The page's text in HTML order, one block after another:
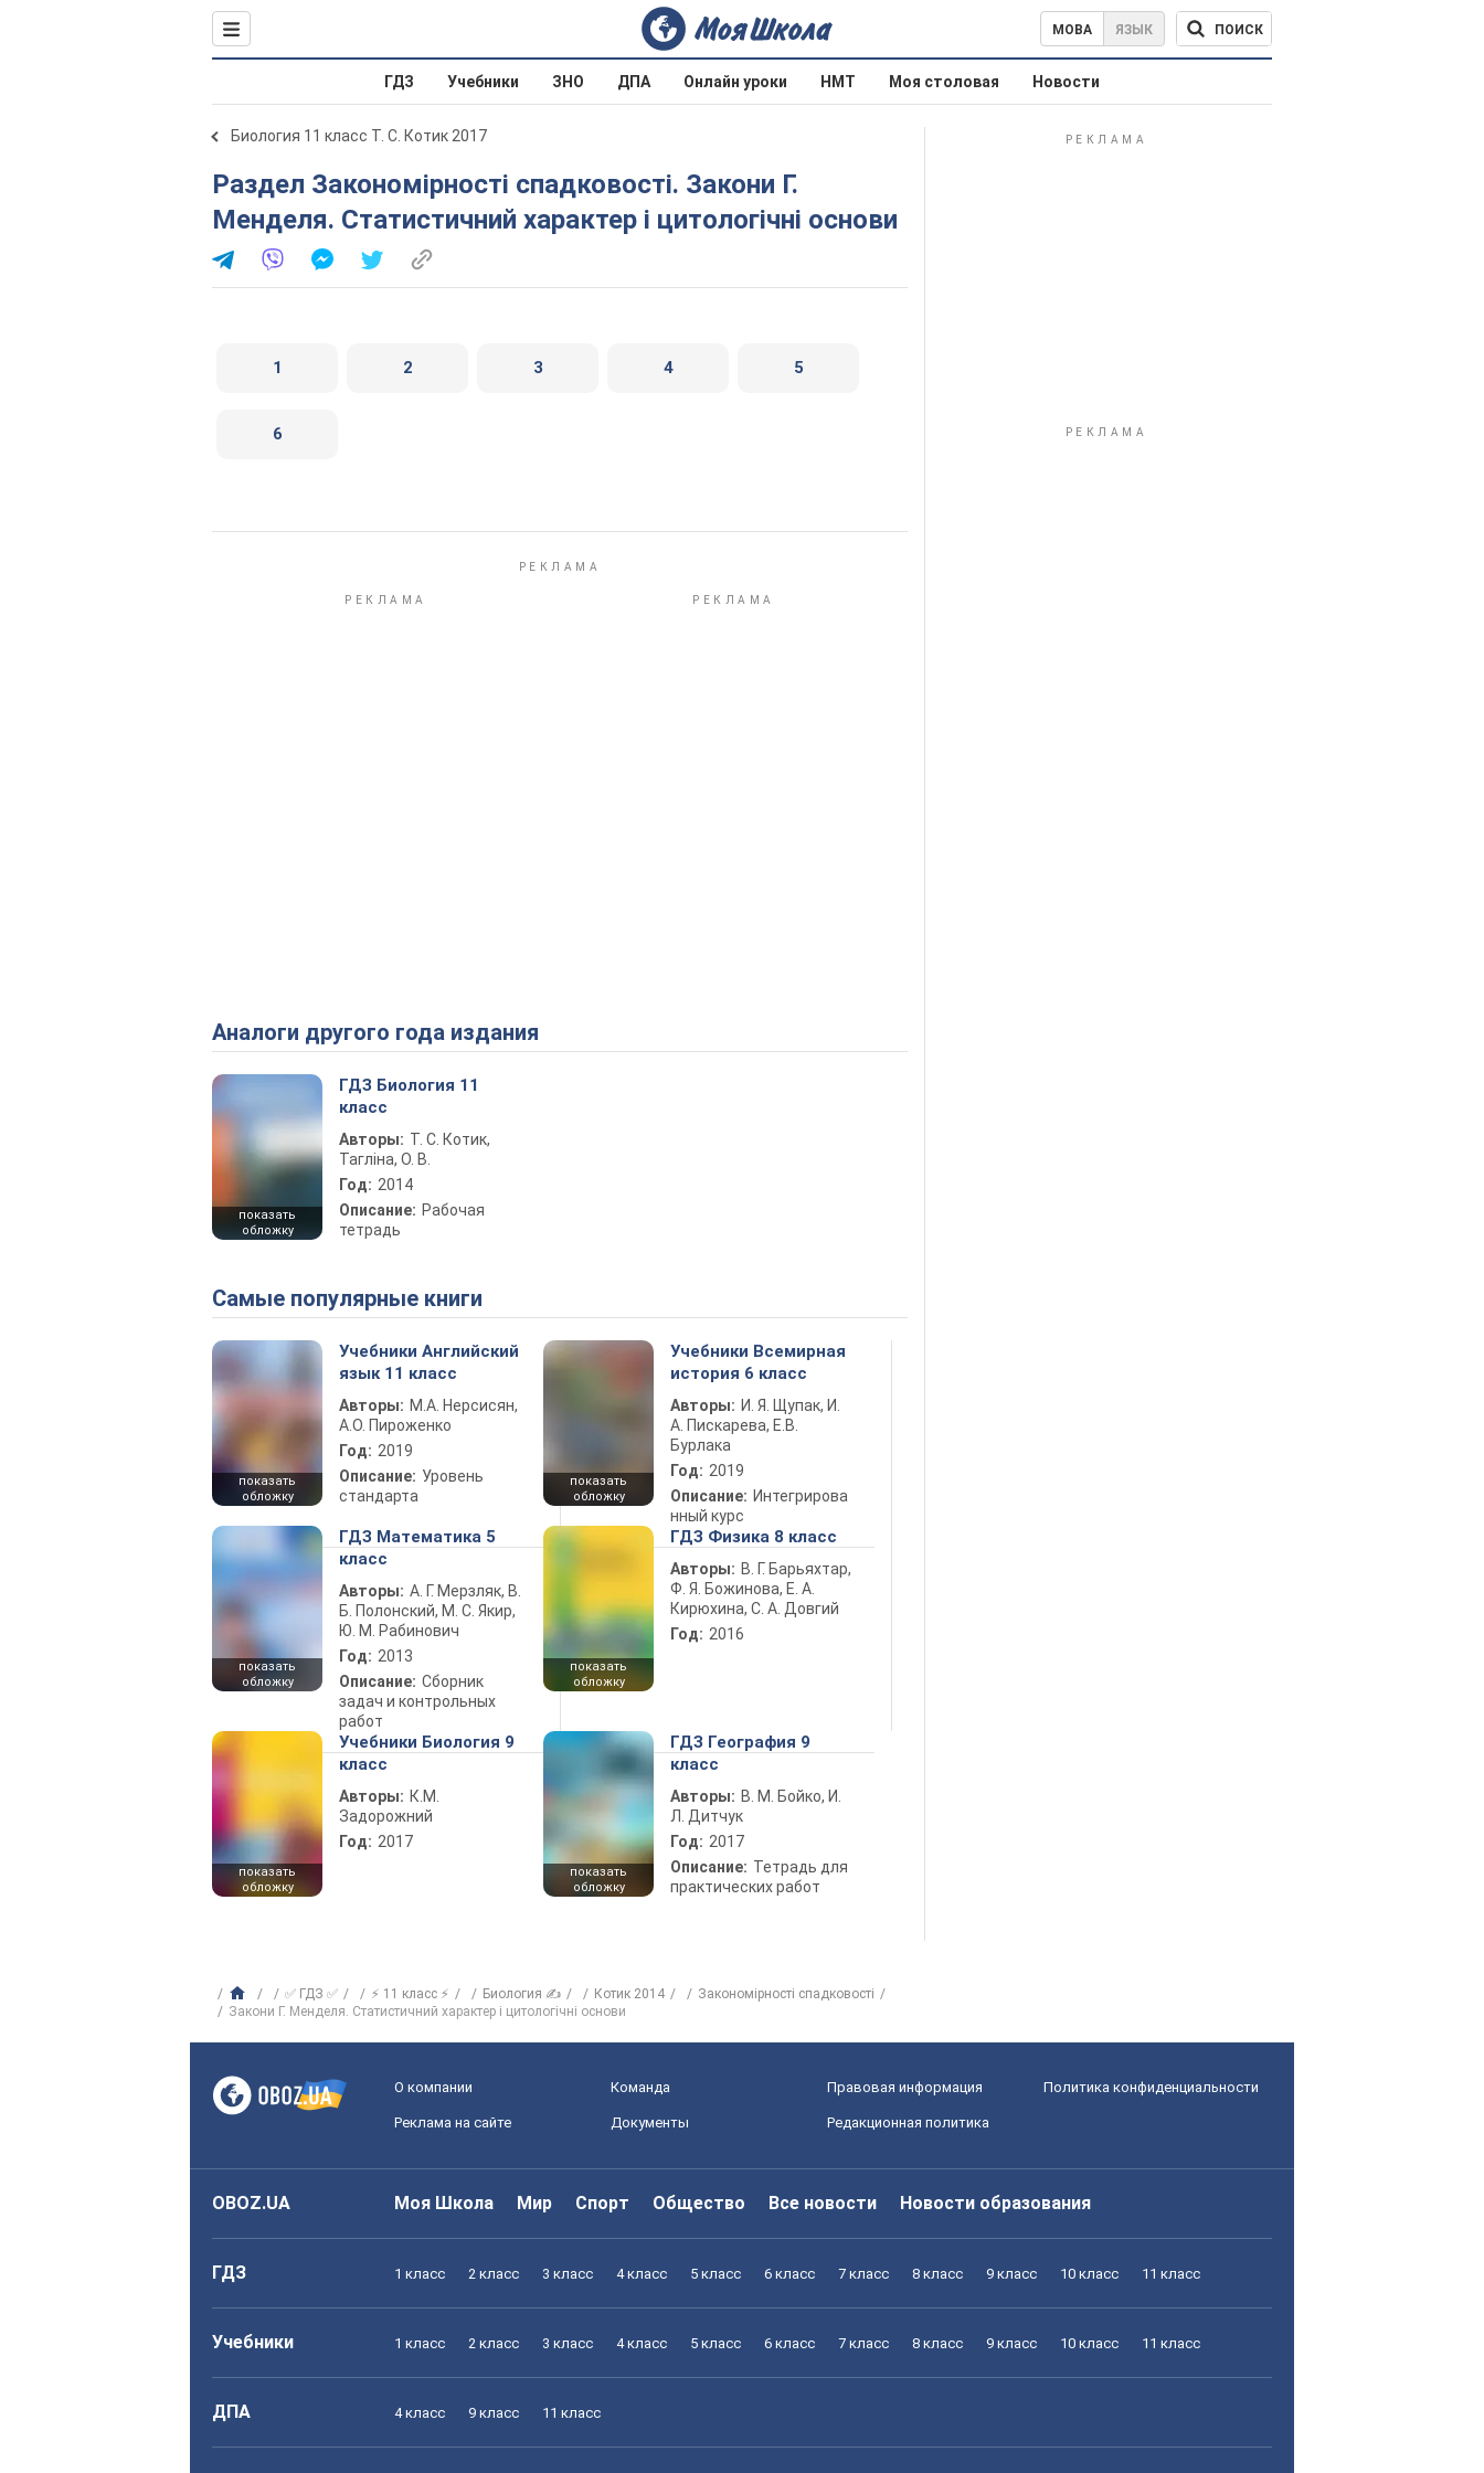
МОВА ЯЗЫК ПОИСК
ГДЗ Учебники ЗНО ДПА Онлайн уроки НМТ Моя столовая Новости
Биология 11 класс Т. С. Котик 2017
Раздел Закономірності спадковості. Закони Г.
Менделя. Статистичний характер і цитологічні основи
1 2 3 4 5
6
Аналоги другого года издания
показать
обложку
ГДЗ Биология 11
класс
Авторы: Т. С. Котик,
Тагліна, О. В.
Год: 2014
Описание: Рабочая
тетрадь
Самые популярные книги
показать
обложку
Учебники Английский
язык 11 класс
Авторы: М.А. Нерсисян,
А.О. Пироженко
Год: 2019
Описание: Уровень
стандарта
показать
обложку
Учебники Всемирная
история 6 класс
Авторы: И. Я. Щупак, И.
А. Пискарева, Е.В.
Бурлака
Год: 2019
Описание: Интегрирова
нный курс
показать
обложку
ГДЗ Математика 5
класс
Авторы: А. Г. Мерзляк, В.
Б. Полонский, М. С. Якир,
Ю. М. Рабинович
Год: 2013
Описание: Сборник
задач и контрольных
работ
показать
обложку
ГДЗ Физика 8 класс
Авторы: В. Г. Барьяхтар,
Ф. Я. Божинова, Е. А.
Кирюхина, С. А. Довгий
Год: 2016
показать
обложку
Учебники Биология 9
класс
Авторы: К.М.
Задорожний
Год: 2017
показать
обложку
ГДЗ География 9
класс
Авторы: В. М. Бойко, И.
Л. Дитчук
Год: 2017
Описание: Тетрадь для
практических работ
✅ ГДЗ ✅ ⚡ 11 класс ⚡ Биология ✍ Котик 2014
Закономірності спадковості
Закони Г. Менделя. Статистичний характер і цитологічні основи
О компании Команда Правовая информация Политика конфиденциальности
Реклама на сайте Документы Редакционная политика
OBOZ.UA Моя Школа Мир Спорт Общество Все новости Новости образования
ГДЗ 1 класс 2 класс 3 класс 4 класс 5 класс 6 класс 7 класс 8 класс 9 класс 10 класс 11 класс
Учебники 1 класс 2 класс 3 класс 4 класс 5 класс 6 класс 7 класс 8 класс 9 класс 10 класс 11 класс
ДПА 4 класс 9 класс 11 класс